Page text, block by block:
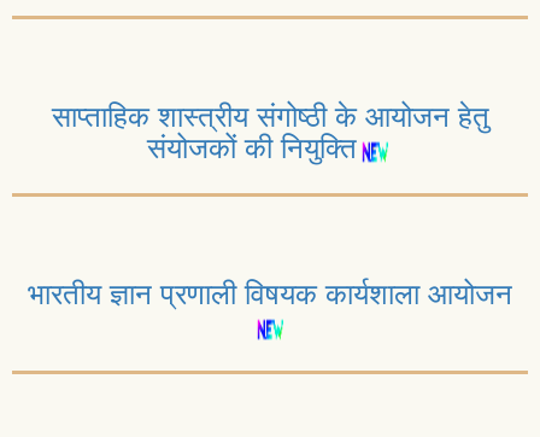
साप्ताहिक शास्त्रीय संगोष्ठी के आयोजन हेतु
संयोजकों की नियुक्ति
भारतीय ज्ञान प्रणाली विषयक कार्यशाला आयोजन